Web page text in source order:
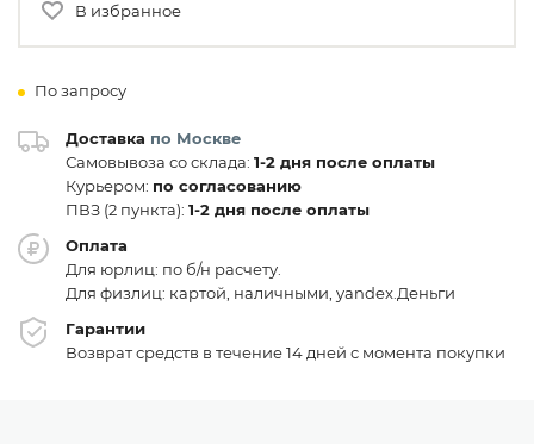
В избранное
По запросу
Доставка по Москве
Самовывоза со склада: 1-2 дня после оплаты
Курьером: по согласованию
ПВЗ (2 пункта): 1-2 дня после оплаты
Оплата
Для юрлиц: по б/н расчету.
Для физлиц: картой, наличными, yandex.Деньги
Гарантии
Возврат средств в течение 14 дней с момента покупки